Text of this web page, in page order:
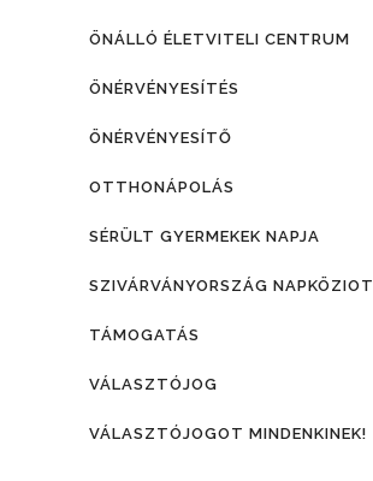
ÖNÁLLÓ ÉLETVITELI CENTRUM
ÖNÉRVÉNYESÍTÉS
ÖNÉRVÉNYESÍTŐ
OTTHONÁPOLÁS
SÉRÜLT GYERMEKEK NAPJA
SZIVÁRVÁNYORSZÁG
TÁMOGATÁS
VÁLASZTÓJOG
VÁLASZTÓJOGOT MINDENKINEK!